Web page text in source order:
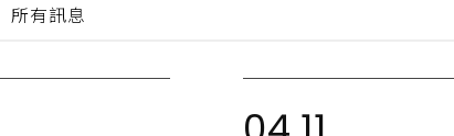
所有訊息